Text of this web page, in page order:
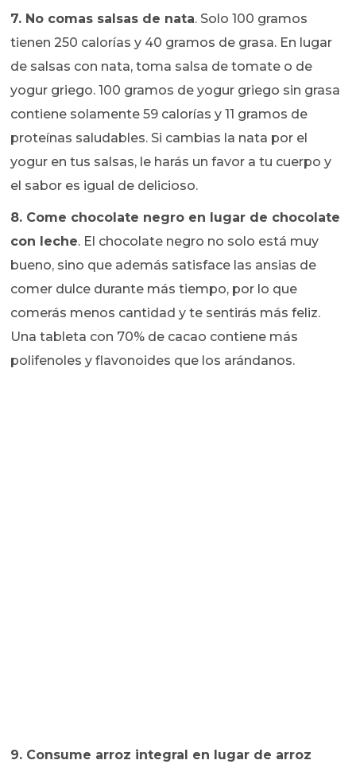
7. No comas salsas de nata. Solo 100 gramos
tienen 250 calorías y 40 gramos de grasa. En lugar
de salsas con nata, toma salsa de tomate o de
yogur griego. 100 gramos de yogur griego sin grasa
contiene solamente 59 calorías y 11 gramos de
proteínas saludables. Si cambias la nata por el
yogur en tus salsas, le harás un favor a tu cuerpo y
el sabor es igual de delicioso.
8. Come chocolate negro en lugar de chocolate
con leche. El chocolate negro no solo está muy
bueno, sino que además satisface las ansias de
comer dulce durante más tiempo, por lo que
comerás menos cantidad y te sentirás más feliz.
Una tableta con 70% de cacao contiene más
polifenoles y flavonoides que los arándanos.
9. Consume arroz integral en lugar de arroz